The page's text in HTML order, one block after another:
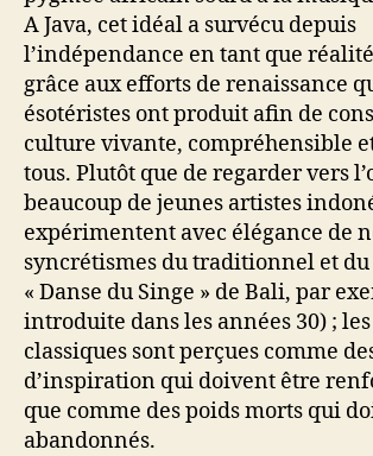
A Java, cet idéal a survécu depuis
l’indépendance en tant que
grâce aux efforts de renaissance
ésotéristes ont produit afin de
culture vivante, compréhensible
tous. Plutôt que de regarder vers
beaucoup de jeunes artistes
expérimentent avec élégance de
syncrétismes du traditionnel et
« Danse du Singe » de Bali, par
introduite dans les années 30) ;
classiques sont perçues comme
d’inspiration qui doivent être
que comme des poids morts qui
abandonnés.